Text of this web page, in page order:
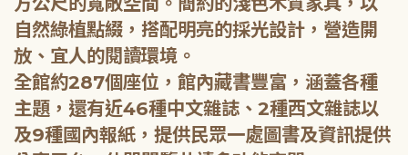
自然綠植點綴，搭配明亮的採光設計，營造開
放、宜人的閱讀環境。
全館約287個座位，館內藏書豐富，涵蓋各種
主題，還有近46種中文雜誌、2種西文雜誌以
及9種國內報紙，提供民眾一處圖書及資訊提供